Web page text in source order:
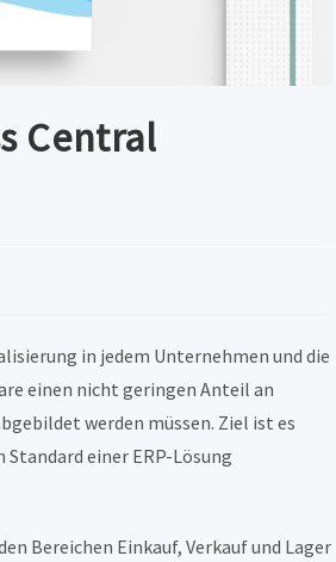
Central
in jedem Unternehmen und die
einen nicht geringen Anteil an
werden müssen. Ziel ist es
einer ERP-Lösung
Bereichen Einkauf, Verkauf und Lager